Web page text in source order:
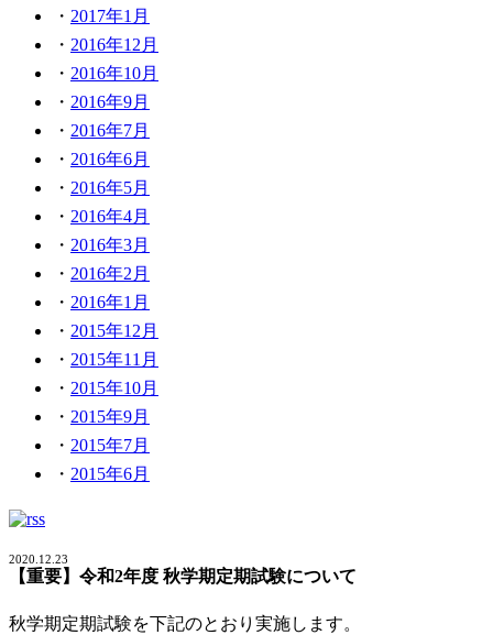
2017年1月
2016年12月
2016年10月
2016年9月
2016年7月
2016年6月
2016年5月
2016年4月
2016年3月
2016年2月
2016年1月
2015年12月
2015年11月
2015年10月
2015年9月
2015年7月
2015年6月
2020.12.23
【重要】令和2年度 秋学期定期試験について
秋学期定期試験を下記のとおり実施します。